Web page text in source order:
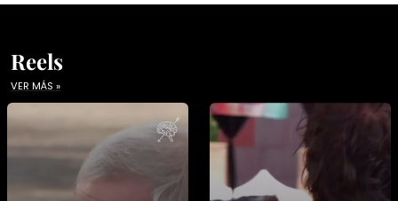
Reels
VER MÁS »